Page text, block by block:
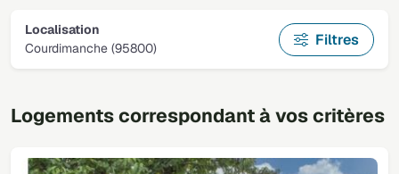
Localisation
Courdimanche (95800)
Filtres
Logements correspondant à vos critères